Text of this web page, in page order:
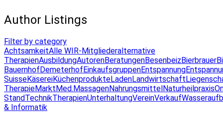
Author Listings
Filter by category
AchtsamkeitAlle WIR-Mitgliederalternative
TherapienAusbildungAutorenBeratungenBesenbeizBierbrauer
BauernhofDemeterhofEinkaufsgruppenEntspannung
SuisseKäsereiKüchenprodukteLadenLandwirtschaft
TherapieMarktMed.MassagenNahrungsmittelNaturheilpraxis
StandTechnikTherapienUnterhaltungVereinVerkauf
& Informatik